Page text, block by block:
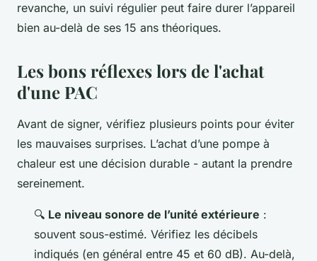
revanche, un suivi régulier peut faire durer l’appareil
bien au-delà de ses 15 ans théoriques.
Les bons réflexes lors de l'achat
d'une PAC
Avant de signer, vérifiez plusieurs points pour éviter
les mauvaises surprises. L’achat d’une pompe à
chaleur est une décision durable - autant la prendre
sereinement.
🔍 Le niveau sonore de l’unité extérieure :
souvent sous-estimé. Vérifiez les décibels
indiqués (en général entre 45 et 60 dB). Au-delà,